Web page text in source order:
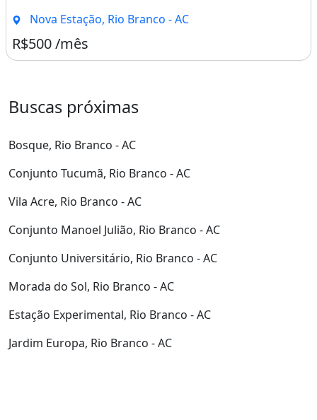
Nova Estação, Rio Branco - AC
R$500 /mês
Buscas próximas
Bosque, Rio Branco - AC
Conjunto Tucumã, Rio Branco - AC
Vila Acre, Rio Branco - AC
Conjunto Manoel Julião, Rio Branco - AC
Conjunto Universitário, Rio Branco - AC
Morada do Sol, Rio Branco - AC
Estação Experimental, Rio Branco - AC
Jardim Europa, Rio Branco - AC